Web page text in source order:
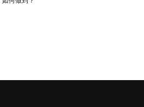
。这种正面强化不仅让团队感
关键要点 综上所述，有效沟
动以及能触及所有相关方的量